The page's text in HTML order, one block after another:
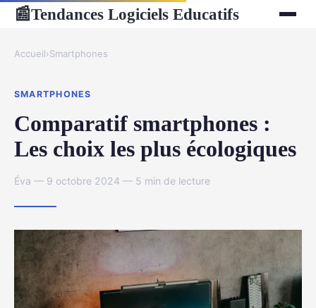
📰Tendances Logiciels Educatifs
Accueil›Smartphones
SMARTPHONES
Comparatif smartphones :
Les choix les plus écologiques
Éva — 9 octobre 2024 — 5 min de lecture